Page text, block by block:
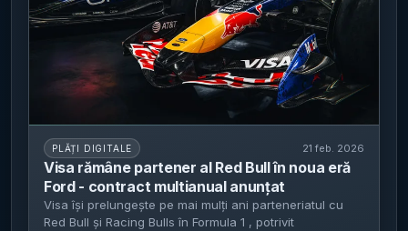
PLĂȚI DIGITALE 21 feb. 2026
Visa rămâne partener al Red Bull în noua eră
Ford - contract multianual anunțat
Visa își prelungește pe mai mulți ani parteneriatul cu
Red Bull și Racing Bulls în Formula 1 , potrivit